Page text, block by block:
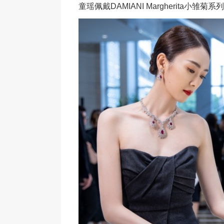
童瑶佩戴DAMIANI Margherita小雏菊系